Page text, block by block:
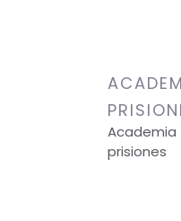
Academia
prisiones